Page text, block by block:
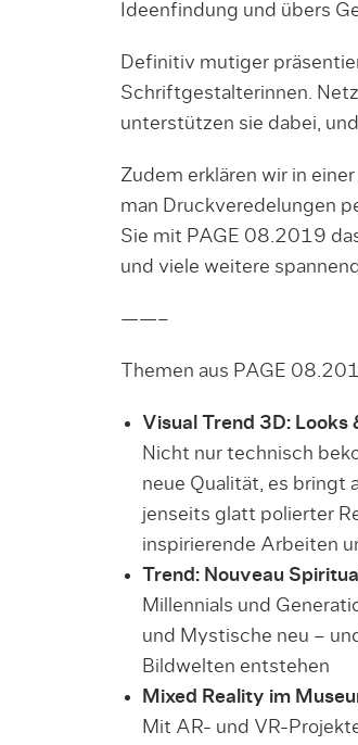
Ideenfindung und übers
Definitiv mutiger
Schriftgestalterinnen.
unterstützen sie dabei,
Zudem erklären wir in
man Druckveredelungen
Sie mit PAGE 08.2019
und viele weitere
——–
Themen aus PAGE
Visual Trend 3D: Looks
Nicht nur technisch
neue Qualität, es bringt
jenseits glatt polierter
inspirierende Arbeiten
Trend: Nouveau
Millennials und
und Mystische neu –
Bildwelten entstehen
Mixed Reality im
Mit AR- und VR-